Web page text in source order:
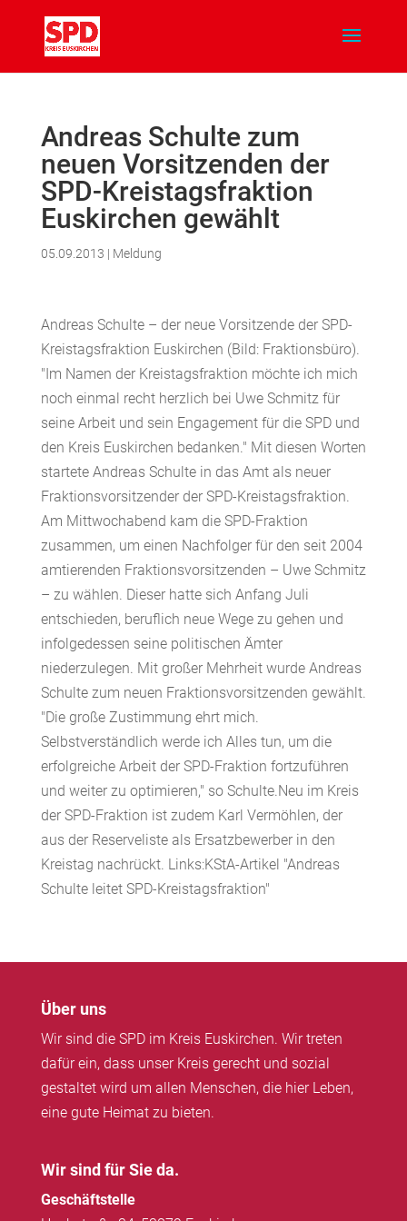
Andreas Schulte zum
neuen Vorsitzenden der
SPD-Kreistagsfraktion
Euskirchen gewählt
05.09.2013 | Meldung
Andreas Schulte – der neue Vorsitzende der SPD-
Kreistagsfraktion Euskirchen (Bild: Fraktionsbüro).
"Im Namen der Kreistagsfraktion möchte ich mich
noch einmal recht herzlich bei Uwe Schmitz für
seine Arbeit und sein Engagement für die SPD und
den Kreis Euskirchen bedanken." Mit diesen Worten
startete Andreas Schulte in das Amt als neuer
Fraktionsvorsitzender der SPD-Kreistagsfraktion.
Am Mittwochabend kam die SPD-Fraktion
zusammen, um einen Nachfolger für den seit 2004
amtierenden Fraktionsvorsitzenden – Uwe Schmitz
– zu wählen. Dieser hatte sich Anfang Juli
entschieden, beruflich neue Wege zu gehen und
infolgedessen seine politischen Ämter
niederzulegen. Mit großer Mehrheit wurde Andreas
Schulte zum neuen Fraktionsvorsitzenden gewählt.
"Die große Zustimmung ehrt mich.
Selbstverständlich werde ich Alles tun, um die
erfolgreiche Arbeit der SPD-Fraktion fortzuführen
und weiter zu optimieren," so Schulte.Neu im Kreis
der SPD-Fraktion ist zudem Karl Vermöhlen, der
aus der Reserveliste als Ersatzbewerber in den
Kreistag nachrückt. Links:KStA-Artikel "Andreas
Schulte leitet SPD-Kreistagsfraktion"
Über uns
Wir sind die SPD im Kreis Euskirchen. Wir treten
dafür ein, dass unser Kreis gerecht und sozial
gestaltet wird um allen Menschen, die hier Leben,
eine gute Heimat zu bieten.
Wir sind für Sie da.
Geschäftstelle